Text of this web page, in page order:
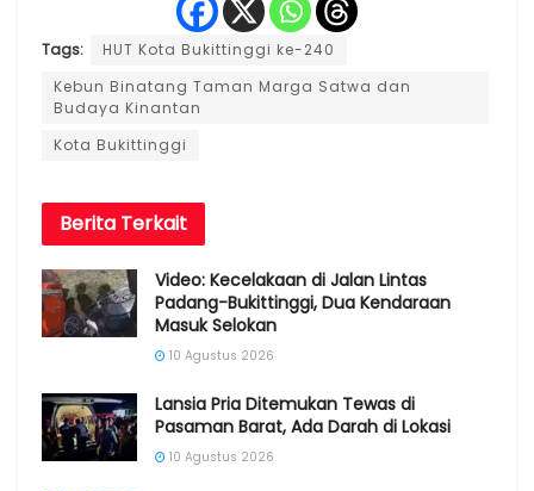
Tags:
HUT Kota Bukittinggi ke-240
Kebun Binatang Taman Marga Satwa dan
Budaya Kinantan
Kota Bukittinggi
Berita Terkait
Video: Kecelakaan di Jalan Lintas
Padang-Bukittinggi, Dua Kendaraan
Masuk Selokan
10 Agustus 2026
Lansia Pria Ditemukan Tewas di
Pasaman Barat, Ada Darah di Lokasi
10 Agustus 2026